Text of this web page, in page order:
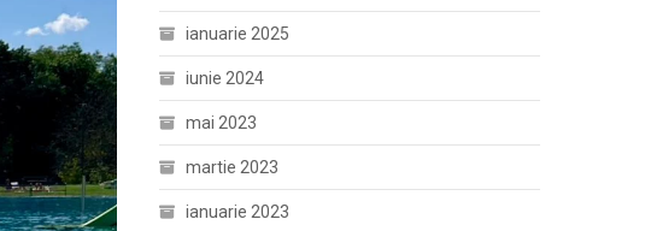
ianuarie 2025
iunie 2024
mai 2023
martie 2023
ianuarie 2023